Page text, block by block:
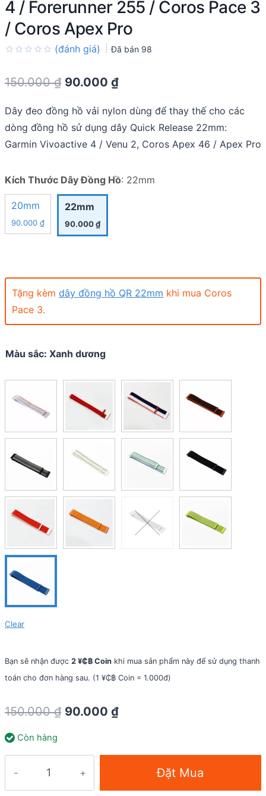
4 / Forerunner 255 / Coros Pace 3
/ Coros Apex Pro
out
(đánh giá) Đã bán 98
150.000₫ Original
was:
150.000 ₫.
90.000 ₫Current
is:
90.000 ₫.
Dây đeo đồng hồ vải nylon dùng để thay thế cho các
dòng đồng hồ sử dụng dây Quick Release 22mm:
Garmin Vivoactive 4 / Venu 2, Coros Apex 46 / Apex Pro
Kích Thước Dây Đồng Hồ: 22mm
20mm
90.000 ₫
22mm
90.000₫
Tặng kèm dây đồng hồ QR 22mm khi mua Coros
Pace 3.
Màu sắc: Xanh dương
Clear
Bạn sẽ nhận được 2 ¥₵฿ Coin khi mua sản phẩm này để sử dụng thanh
toán cho đơn hàng sau. (1 ¥₵฿ Coin = 1.000đ)
150.000₫ Original
150.000 ₫.
90.000 ₫Current
Còn hàng
Đặt Mua